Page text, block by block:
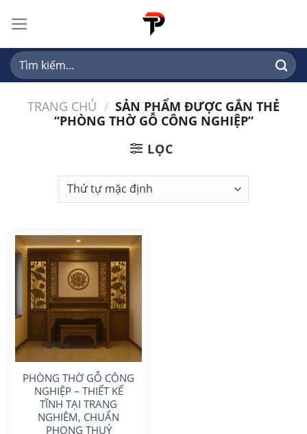
content
Tìm
kiếm:
TRANG CHỦ / SẢN PHẨM ĐƯỢC GẮN THẺ
“PHÒNG THỜ GỖ CÔNG NGHIỆP”
LỌC
PHÒNG THỜ GỖ CÔNG
NGHIỆP – THIẾT KẾ
TĨNH TẠI TRANG
NGHIÊM, CHUẨN
PHONG THUỶ